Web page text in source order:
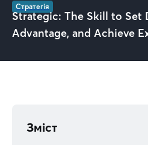
Стратегія
Strategic: The Skill to Set
Advantage, and Achieve
Зміст